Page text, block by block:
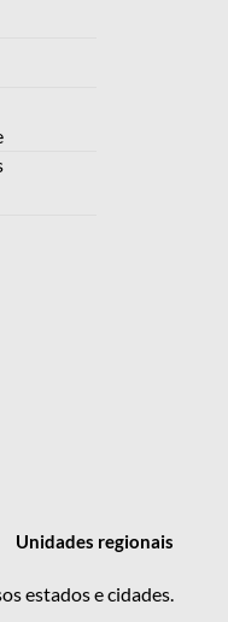
Unidades regionais
estados e cidades.